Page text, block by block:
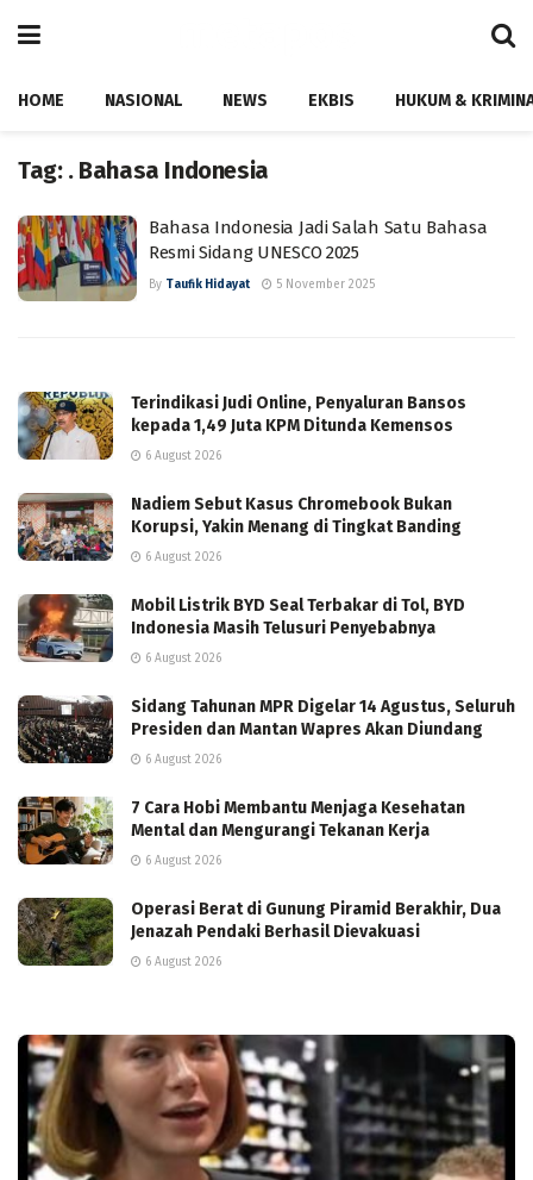
HOME NASIONAL NEWS EKBIS HUKUM &
Tag: . Bahasa Indonesia
Bahasa Indonesia Jadi Salah Satu Bahasa
Resmi Sidang UNESCO 2025
By Taufik Hidayat 5 November 2025
Terindikasi Judi Online, Penyaluran Bansos
kepada 1,49 Juta KPM Ditunda Kemensos
6 August 2026
Nadiem Sebut Kasus Chromebook Bukan
Korupsi, Yakin Menang di Tingkat Banding
6 August 2026
Mobil Listrik BYD Seal Terbakar di Tol, BYD
Indonesia Masih Telusuri Penyebabnya
6 August 2026
Sidang Tahunan MPR Digelar 14 Agustus, Seluruh
Presiden dan Mantan Wapres Akan Diundang
6 August 2026
7 Cara Hobi Membantu Menjaga Kesehatan
Mental dan Mengurangi Tekanan Kerja
6 August 2026
Operasi Berat di Gunung Piramid Berakhir, Dua
Jenazah Pendaki Berhasil Dievakuasi
6 August 2026